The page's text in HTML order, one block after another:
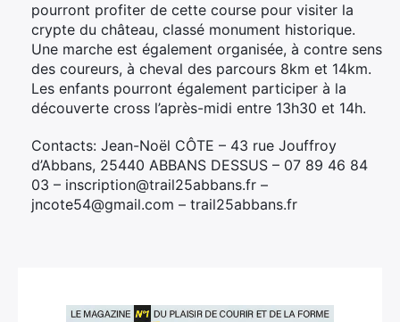
pourront profiter de cette course pour visiter la
crypte du château, classé monument historique.
Une marche est également organisée, à contre sens
des coureurs, à cheval des parcours 8km et 14km.
Les enfants pourront également participer à la
découverte cross l’après-midi entre 13h30 et 14h.
Contacts: Jean-Noël CÔTE – 43 rue Jouffroy
d’Abbans, 25440 ABBANS DESSUS – 07 89 46 84
03 – inscription@trail25abbans.fr –
jncote54@gmail.com – trail25abbans.fr